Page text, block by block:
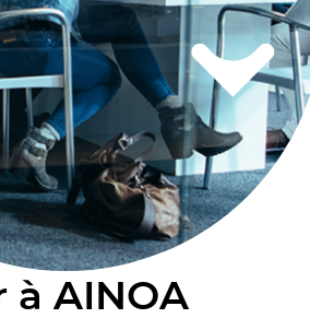
à AINOA